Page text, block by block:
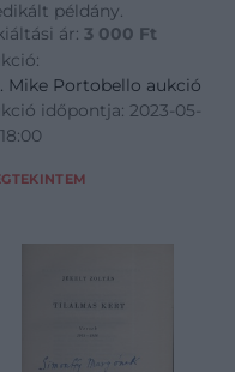
példány.
ár: 3 000 Ft
Mike Portobello aukció
időpontja: 2023-05-